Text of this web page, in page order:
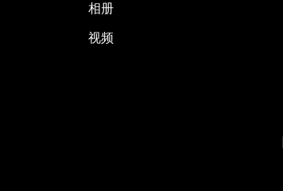
相册
视频